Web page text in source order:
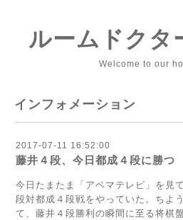
ルームドク
Welcome to our
インフォメーション
2017-07-11 16:52:00
藤井４段、今日都成４段に勝つ
今日たまたま「アベマテレビ」を見
段対都成４段戦をやっていた。ちよ
て、藤井４段勝利の瞬間に至る将棋